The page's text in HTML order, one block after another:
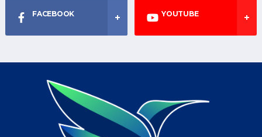
FACEBOOK YOUTUBE